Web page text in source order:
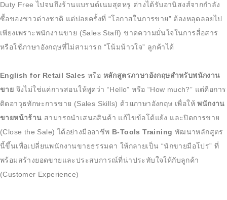
Duty Free ไปจนถึงร้านแบรนด์เนมสุดหรู ต่างได้รับอานิสงส์จากกำลัง
ซื้อของชาวต่างชาติ แต่บ่อยครั้งที่ “โอกาสในการขาย” ต้องหลุดลอยไป
เพียงเพราะพนักงานขาย (Sales Staff) ขาดความมั่นใจในการสื่อสาร
หรือใช้ภาษาอังกฤษที่ไม่สามารถ “โน้มน้าวใจ” ลูกค้าได้
English for Retail Sales หรือ หลักสูตรภาษาอังกฤษสำหรับพนักงาน
ขาย จึงไม่ใช่แค่การสอนให้พูดว่า “Hello” หรือ “How much?” แต่คือการ
ติดอาวุธทักษะการขาย (Sales Skills) ด้วยภาษาอังกฤษ เพื่อให้พนักงาน
ขายหน้าร้าน สามารถนำเสนอสินค้า แก้ไขข้อโต้แย้ง และปิดการขาย
(Close the Sale) ได้อย่างมืออาชีพ B-Tools Training พัฒนาหลักสูตร
นี้ขึ้นเพื่อเปลี่ยนพนักงานขายธรรมดา ให้กลายเป็น “นักขายมือโปร” ที่
พร้อมสร้างยอดขายและประสบการณ์ที่น่าประทับใจให้กับลูกค้า
(Customer Experience)